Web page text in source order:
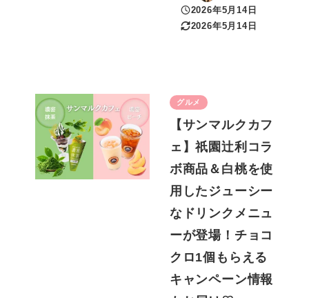
投稿日
2026年5月14日
更新日
2026年5月14日
グルメ
【サンマルクカフ
ェ】祇園辻利コラ
ボ商品＆白桃を使
用したジューシー
なドリンクメニュ
ーが登場！チョコ
クロ1個もらえる
キャンペーン情報